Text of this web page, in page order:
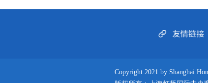
Copyright 2021 by Shanghai